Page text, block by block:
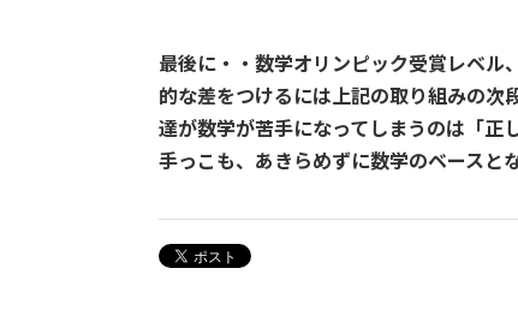
最後に・・数学オリンピック受賞レベ
的な差をつけるには上記の取り組みの次
達が数学が苦手になってしまうのは「正
手っこも、あきらめずに数学のベースと